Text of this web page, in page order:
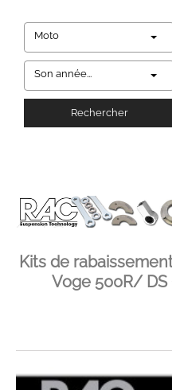
Moto
Son année...
Rechercher
Kits de
Voge 500R/ DS